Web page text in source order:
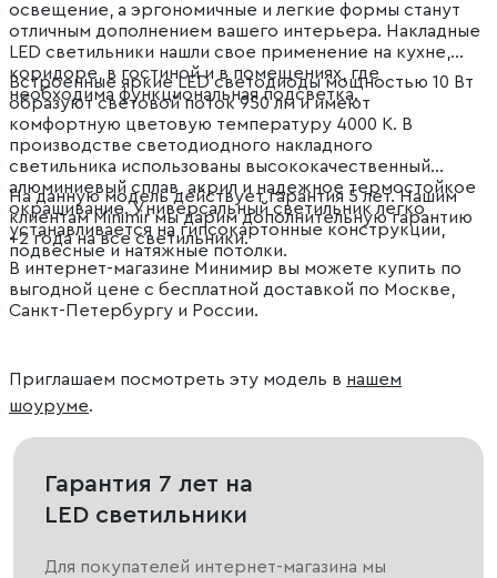
освещение, а эргономичные и легкие формы станут
отличным дополнением вашего интерьера. Накладные
LED светильники нашли свое применение на кухне,
коридоре, в гостиной и в помещениях, где
необходима функциональная подсветка.
Встроенные яркие LED светодиоды мощностью 10 Вт
образуют световой поток 950 лм и имеют
комфортную цветовую температуру 4000 К. В
производстве светодиодного накладного
светильника использованы высококачественный
алюминиевый сплав, акрил и надежное термостойкое
окрашивание. Универсальный светильник легко
устанавливается на гипсокартонные конструкции,
подвесные и натяжные потолки.
На данную модель действует гарантия 5 лет. Нашим
клиентам Minimir мы дарим дополнительную гарантию
+2 года на все светильники.
В интернет-магазине Минимир вы можете купить по
выгодной цене с бесплатной доставкой по Москве,
Санкт-Петербургу и России.
Приглашаем посмотреть эту модель в нашем
шоуруме.
Гарантия 7 лет на
LED светильники
Для покупателей интернет-магазина мы